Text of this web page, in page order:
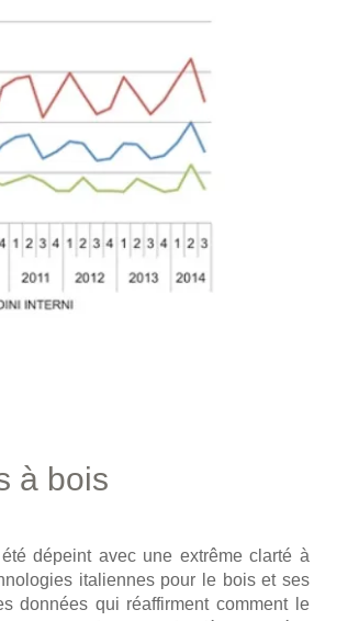
à bois
dépeint avec une extrême clarté à
italiennes pour le bois et ses
données qui réaffirment comment le